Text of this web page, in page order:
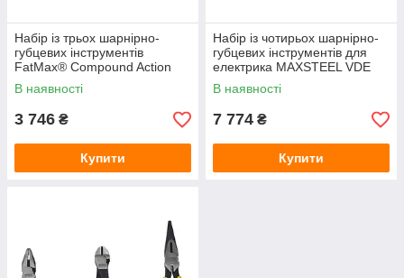
Набір із трьох шарнірно-
губцевих інструментів
FatMax® Compound Action
STANLEY FMHT0-72415
В наявності
3 746 ₴
Купити
Набір із чотирьох шарнірно-
губцевих інструментів для
електрика MAXSTEEL VDE
1000V STANLEY 4-84-489
В наявності
7 774 ₴
Купити